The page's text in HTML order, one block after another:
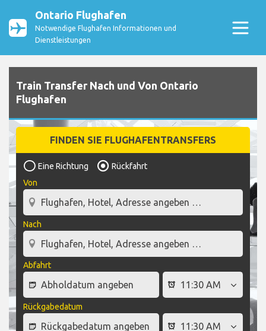
Ontario Flughafen
Notwendige Flughafen Informationen und
Dienstleistungen
Train Transfer Nach und Von Ontario
Flughafen
FINDEN SIE FLUGHAFENTRANSFERS
Eine Richtung
Rückfahrt
Von
Nach
Abfahrt
Rückgabedatum